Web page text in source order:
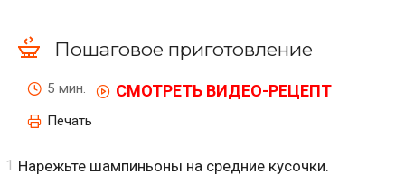
Пошаговое приготовление
5 мин. СМОТРЕТЬ ВИДЕО-РЕЦЕПТ
Печать
Нарежьте шампиньоны на средние кусочки.